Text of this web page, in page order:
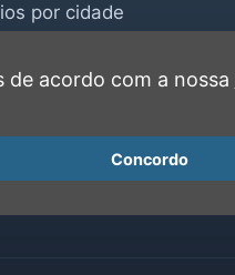
por cidade
de acordo com a nossa
Concordo